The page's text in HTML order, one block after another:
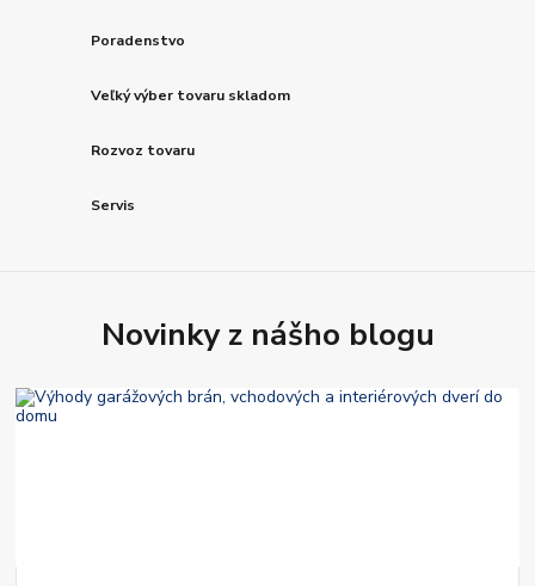
Poradenstvo
Veľký výber tovaru skladom
Rozvoz tovaru
Servis
Novinky z nášho blogu